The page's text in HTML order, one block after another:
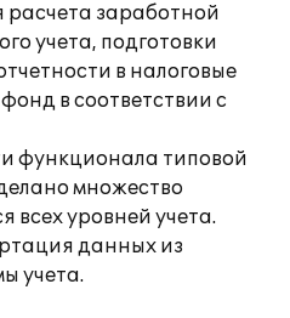
расчета заработной
учета, подготовки
в налоговые
в соответствии с
функционала типовой
множество
уровней учета.
данных из
учета.